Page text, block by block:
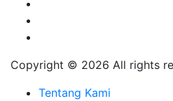
Copyright © 2026 All rights
Tentang Kami